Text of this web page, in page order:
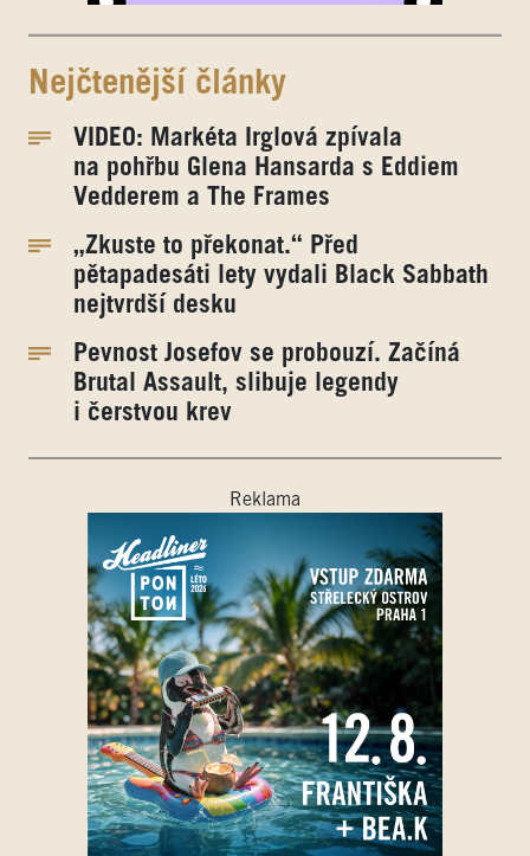
Nejčtenější články
VIDEO: Markéta Irglová zpívala
na pohřbu Glena Hansarda s Eddiem
Vedderem a The Frames
„Zkuste to překonat.“ Před
pětapadesáti lety vydali Black Sabbath
nejtvrdší desku
Pevnost Josefov se probouzí. Začíná
Brutal Assault, slibuje legendy
i čerstvou krev
Reklama